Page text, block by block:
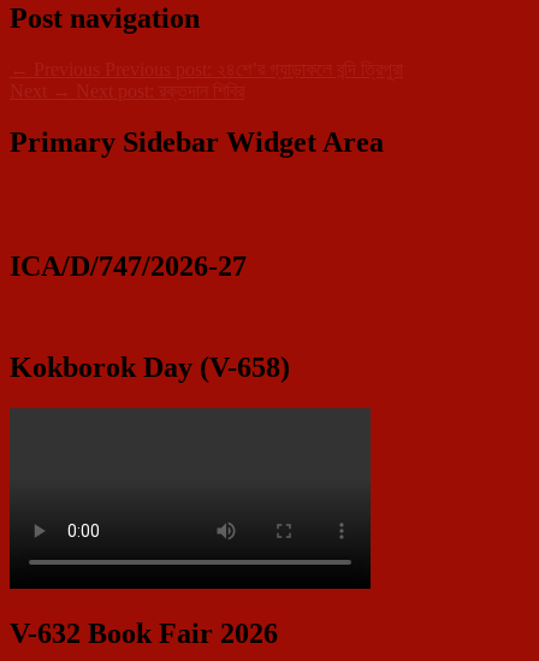
Post navigation
← Previous Previous post:
২৪শে’র গ্যাড়াকলে বন্দি ত্রিপুরা
Next → Next post: রক্তদান শিবির
Primary Sidebar Widget Area
ICA/D/747/2026-27
Kokborok Day (V-658)
V-632 Book Fair 2026